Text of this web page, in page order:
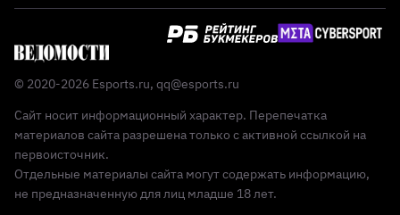
© 2020-2026 Esports.ru, qq@esports.ru
Сайт носит информационный характер. Перепечатка
материалов сайта разрешена только с активной ссылкой на
первоисточник.
Отдельные материалы сайта могут содержать информацию,
не предназначенную для лиц младше 18 лет.